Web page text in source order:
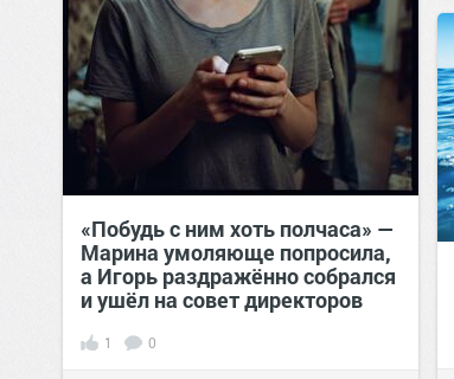
«Побудь с ним хоть полчаса» —
Марина умоляюще попросила,
а Игорь раздражённо собрался
и ушёл на совет директоров
1 0